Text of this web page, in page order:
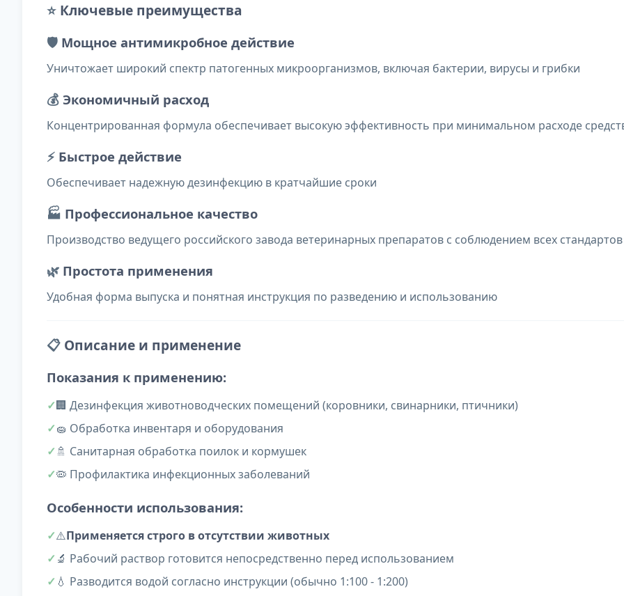
⭐ Ключевые преимущества
🛡️ Мощное антимикробное действие
Уничтожает широкий спектр патогенных микроорганизмов, включая бактерии, вирусы и грибки
💰 Экономичный расход
Концентрированная формула обеспечивает высокую эффективность при минимальном расходе
⚡ Быстрое действие
Обеспечивает надежную дезинфекцию в кратчайшие сроки
🏭 Профессиональное качество
Производство ведущего российского завода ветеринарных препаратов с соблюдением всех стандартов
🌿 Простота применения
Удобная форма выпуска и понятная инструкция по разведению и использованию
📋 Описание и применение
Показания к применению:
🏢 Дезинфекция животноводческих помещений (коровники, свинарники, птичники)
🧽 Обработка инвентаря и оборудования
🚿 Санитарная обработка поилок и кормушек
🦠 Профилактика инфекционных заболеваний
Особенности использования:
⚠️Применяется строго в отсутствии животных
🔬 Рабочий раствор готовится непосредственно перед использованием
💧 Разводится водой согласно инструкции (обычно 1:100 - 1:200)